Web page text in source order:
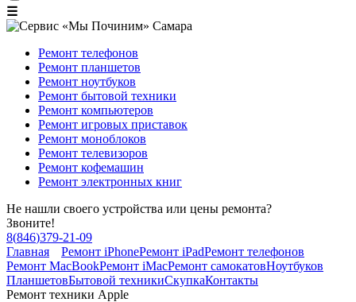
☰
Ремонт телефонов
Ремонт планшетов
Ремонт ноутбуков
Ремонт бытовой техники
Ремонт компьютеров
Ремонт игровых приставок
Ремонт моноблоков
Ремонт телевизоров
Ремонт кофемашин
Ремонт электронных книг
Не нашли своего устройства или цены ремонта?
Звоните!
8(846)379-21-09
Главная
Ремонт iPhoneРемонт iPadРемонт телефонов
Ремонт MacBookРемонт iMacРемонт самокатовНоутбуков
ПланшетовБытовой техникиСкупкаКонтакты
Ремонт техники Apple